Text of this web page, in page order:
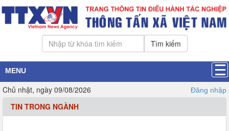
Tìm kiếm
MENU
Chủ nhật, ngày 09/08/2026 Đăng nhập
TIN TRONG NGÀNH